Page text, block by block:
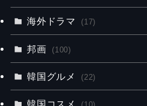
海外ドラマ (17)
邦画 (100)
韓国グルメ (22)
韓国コスメ